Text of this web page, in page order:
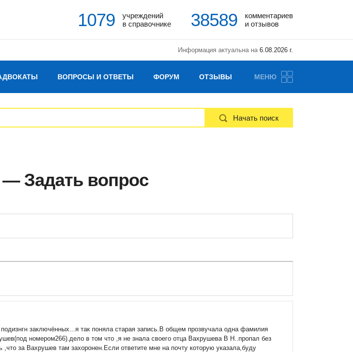
1079
учреждений
в справочнике
38589
комментариев
и отзывов
Информация актуальна на6.08.2026 г.
ВОПРОСЫ И ОТВЕТЫ ФОРУМ ОТЗЫВЫ МЕНЮ
Начать поиск
— Задать вопрос
заключённых...я так поняла старая запись.В общем прозвучала одна фамилия
номером266).дело в том что ,я не знала своего отца Вахрушева В Н..пропал без
за Вахрушев там захоронен.Если ответите мне на почту которую указала,буду